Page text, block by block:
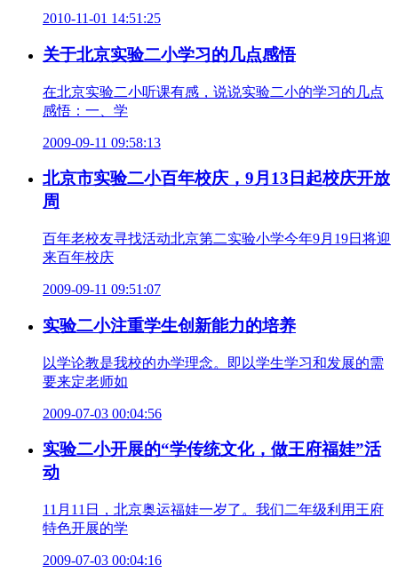
2010-11-01 14:51:25
关于北京实验二小学习的几点感悟
在北京实验二小听课有感，说说实验二小的学习的几点
感悟：一、学
2009-09-11 09:58:13
北京市实验二小百年校庆，9月13日起校庆开放
周
百年老校友寻找活动北京第二实验小学今年9月19日将迎
来百年校庆
2009-09-11 09:51:07
实验二小注重学生创新能力的培养
以学论教是我校的办学理念。即以学生学习和发展的需
要来定老师如
2009-07-03 00:04:56
实验二小开展的“学传统文化，做王府福娃”活
动
11月11日，北京奥运福娃一岁了。我们二年级利用王府
特色开展的学
2009-07-03 00:04:16